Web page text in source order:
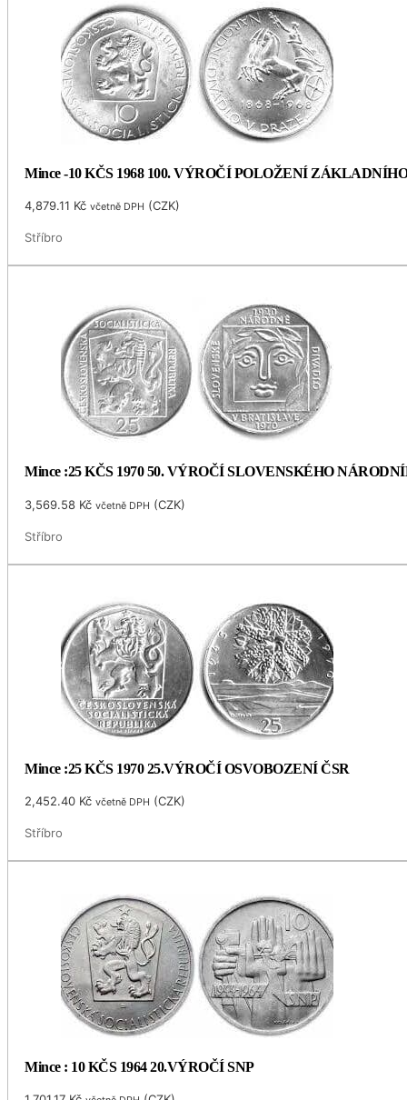
Mince -10 KČS 1968 100. VÝROČÍ POLOŽENÍ
4,879.11 Kč včetně DPH (CZK)
Stříbro
Mince :25 KČS 1970 50. VÝROČÍ SLOVENSKÉHO
3,569.58 Kč včetně DPH (CZK)
Stříbro
Mince :25 KČS 1970 25.VÝROČÍ OSVOBOZENÍ ČSR
2,452.40 Kč včetně DPH (CZK)
Stříbro
Mince : 10 KČS 1964 20.VÝROČÍ SNP